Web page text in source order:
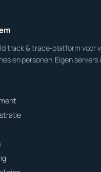
track & trace-platform voor
en personen. Eigen servers